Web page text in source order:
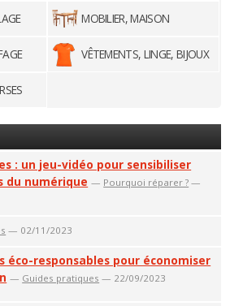
MOBILIER, MAISON
VÊTEMENTS, LINGE, BIJOUX
: un jeu-vidéo pour sensibiliser
du numérique — Pourquoi réparer ? —
— 02/11/2023
éco-responsables pour économiser
— Guides pratiques — 22/09/2023